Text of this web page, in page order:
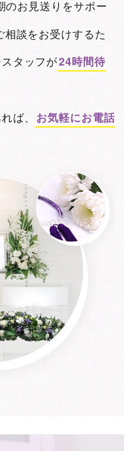
のお見送りをサポー
相談をお受けするた
タッフが24時間待
ば、 お気軽にお電話